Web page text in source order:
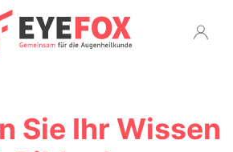
Sie Ihr Wissen